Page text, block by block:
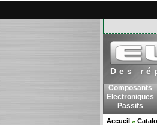
Des
Composants
Electroniques
Passifs
Accueil »